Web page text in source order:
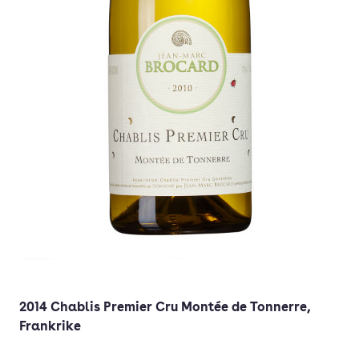
2014 Chablis Premier Cru Montée de Tonnerre,
Frankrike